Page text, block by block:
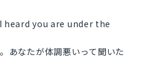
heard you are under the
あなたが体調悪いって聞いた